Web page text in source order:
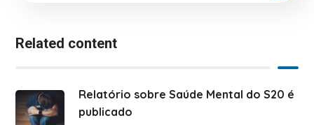
Related content
Relatório sobre Saúde Mental do S20 é
publicado